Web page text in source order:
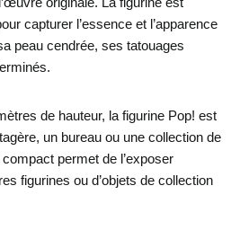
capturer l’essence et l’apparence
peau cendrée, ses tatouages
de hauteur, la figurine Pop! est
un bureau ou une collection de
permet de l’exposer
figurines ou d’objets de collection